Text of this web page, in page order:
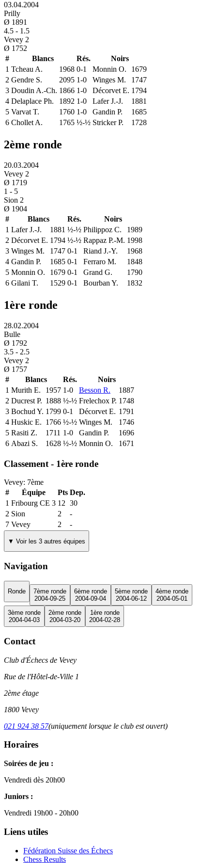
03.04.2004
Prilly
Ø 1891
4.5 - 1.5
Vevey 2
Ø 1752
#
Blancs Rés.
Noirs
1 Tcheau A. 1968 0-1 Monnin O.
1679
2 Gendre S. 2095 1-0 Winges M.
1747
3 Doudin A.-Ch. 1866 1-0 Décorvet E. 1794
4 Delaplace Ph. 1892 1-0 Lafer J.-J.
1881
5 Varvat T. 1760 1-0 Gandin P.
1685
6 Chollet A. 1765 ½-½ Stricker P. 1728
2ème ronde
20.03.2004
Vevey 2
Ø 1719
1 - 5
Sion 2
Ø 1904
#
Blancs Rés.
Noirs
1 Lafer J.-J. 1881 ½-½ Philippoz C.
1989
2 Décorvet E. 1794 ½-½ Rappaz P.-M. 1998
3 Winges M. 1747 0-1 Riand J.-Y.
1968
4 Gandin P. 1685 0-1 Ferraro M.
1848
5 Monnin O. 1679 0-1 Grand G.
1790
6 Gilani T. 1529 0-1 Bourban Y. 1832
1ère ronde
28.02.2004
Bulle
Ø 1792
3.5 - 2.5
Vevey 2
Ø 1757
#
Blancs Rés.
Noirs
1 Murith E. 1957 1-0 Besson R.
1887
2 Ducrest P. 1888 ½-½ Frelechox P. 1748
3 Bochud Y. 1799 0-1 Décorvet E. 1791
4 Huskic E. 1766 ½-½ Winges M.
1746
5 Rasiti Z. 1711 1-0 Gandin P.
1696
6 Abazi S. 1628 ½-½ Monnin O. 1671
Classement - 1ère ronde
Vevey: 7ème
#
Équipe Pts Dep.
1 Fribourg CE 3 12 30
2 Sion 2
-
7 Vevey 2 -
▼ Voir les 3 autres équipes
Navigation
Ronde
7ème ronde
2004-09-25
6ème ronde
2004-09-04
5ème ronde
2004-06-12
4ème ronde
2004-05-01
3ème ronde
2004-04-03
2ème ronde
2004-03-20
1ère ronde
2004-02-28
Contact
Club d'Échecs de Vevey
Rue de l'Hôtel-de-Ville 1
2ème étage
1800 Vevey
021 924 38 57(uniquement lorsque le club est ouvert)
Horaires
Soirées de jeu :
Vendredi dès 20h00
Juniors :
Vendredi 19h00 - 20h00
Liens utiles
Fédération Suisse des Échecs
Chess Results